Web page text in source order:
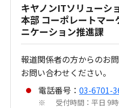
キヤノンITソリュー
本部 コーポレートマー
ニケーション推進課
報道関係者の方からのお
お問い合わせください。
電話番号： 03-6701-
※
受付時間：平日 9